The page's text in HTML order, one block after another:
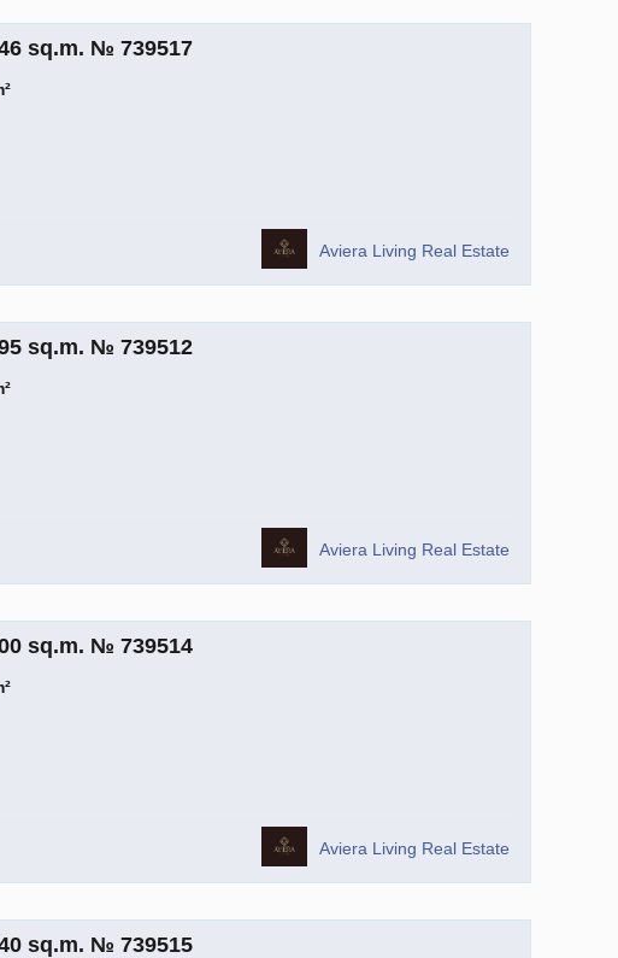
sq.m. № 739517
Aviera Living Real Estate
sq.m. № 739512
Aviera Living Real Estate
sq.m. № 739514
Aviera Living Real Estate
sq.m. № 739515